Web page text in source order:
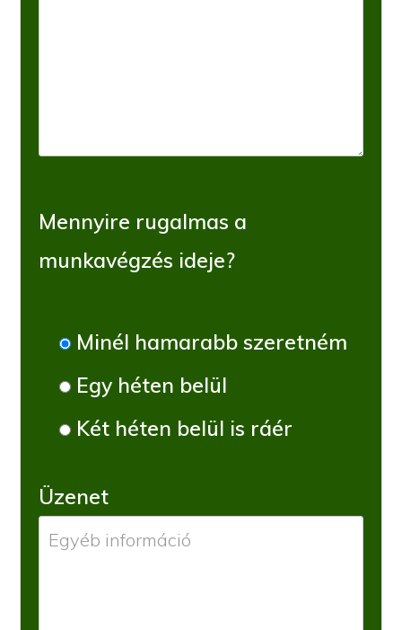
Mennyire rugalmas a
munkavégzés ideje?
Minél hamarabb szeretném
Egy héten belül
Két héten belül is ráér
Üzenet